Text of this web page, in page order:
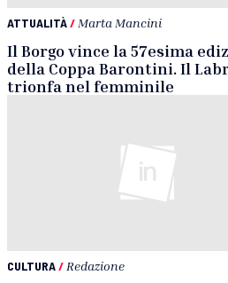
ATTUALITÀ/ Marta Mancini
Il Borgo vince la 57esima
della Coppa Barontini. Il
trionfa nel femminile
CULTURA/ Redazione